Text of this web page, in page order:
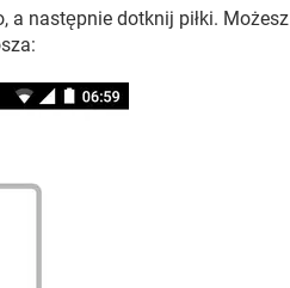
a następnie dotknij piłki. Możesz